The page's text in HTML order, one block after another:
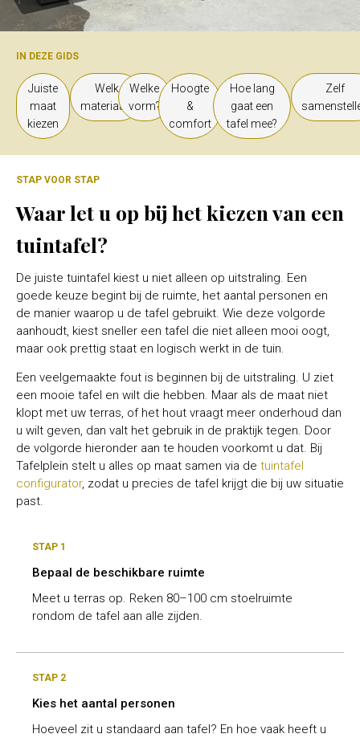
IN DEZE GIDS
Juiste
maat
kiezen
Welk
materiaal?
Welke
vorm?
Hoogte
&
comfort
Hoe lang
gaat een
tafel mee?
Zelf
STAP VOOR STAP
Waar let u op bij het kiezen van een
tuintafel?
De juiste tuintafel kiest u niet alleen op uitstraling. Een
goede keuze begint bij de ruimte, het aantal personen en
de manier waarop u de tafel gebruikt. Wie deze volgorde
aanhoudt, kiest sneller een tafel die niet alleen mooi oogt,
maar ook prettig staat en logisch werkt in de tuin.
Een veelgemaakte fout is beginnen bij de uitstraling. U ziet
een mooie tafel en wilt die hebben. Maar als de maat niet
klopt met uw terras, of het hout vraagt meer onderhoud dan
u wilt geven, dan valt het gebruik in de praktijk tegen. Door
de volgorde hieronder aan te houden voorkomt u dat. Bij
Tafelplein stelt u alles op maat samen via de tuintafel
configurator, zodat u precies de tafel krijgt die bij uw situatie
past.
STAP 1
Bepaal de beschikbare ruimte
Meet u terras op. Reken 80–100 cm stoelruimte
rondom de tafel aan alle zijden.
STAP 2
Kies het aantal personen
Hoeveel zit u standaard aan tafel? En hoe vaak heeft u